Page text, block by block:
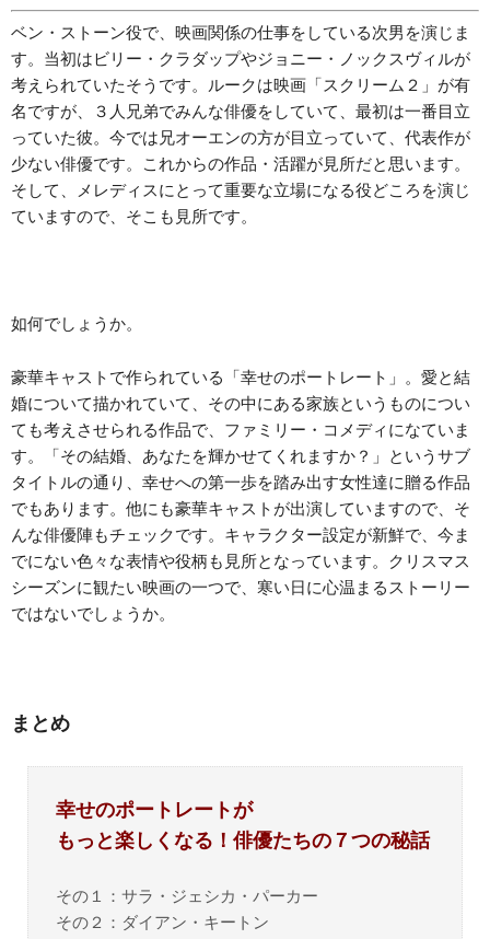
ベン・ストーン役で、映画関係の仕事をしている次男を演じま
す。当初はビリー・クラダップやジョニー・ノックスヴィルが
考えられていたそうです。ルークは映画「スクリーム２」が有
名ですが、３人兄弟でみんな俳優をしていて、最初は一番目立
っていた彼。今では兄オーエンの方が目立っていて、代表作が
少ない俳優です。これからの作品・活躍が見所だと思います。
そして、メレディスにとって重要な立場になる役どころを演じ
ていますので、そこも見所です。
如何でしょうか。
豪華キャストで作られている「幸せのポートレート」。愛と結
婚について描かれていて、その中にある家族というものについ
ても考えさせられる作品で、ファミリー・コメディになていま
す。「その結婚、あなたを輝かせてくれますか？」というサブ
タイトルの通り、幸せへの第一歩を踏み出す女性達に贈る作品
でもあります。他にも豪華キャストが出演していますので、そ
んな俳優陣もチェックです。キャラクター設定が新鮮で、今ま
でにない色々な表情や役柄も見所となっています。クリスマス
シーズンに観たい映画の一つで、寒い日に心温まるストーリー
ではないでしょうか。
まとめ
幸せのポートレートが
もっと楽しくなる！俳優たちの７つの秘話
その１：サラ・ジェシカ・パーカー
その２：ダイアン・キートン